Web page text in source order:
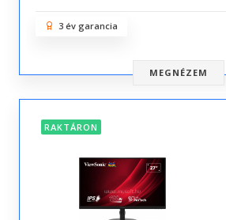
3 év garancia
MEGNÉZEM
RAKTÁRON